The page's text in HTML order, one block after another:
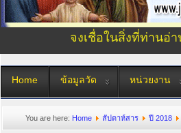
จงเชื่อในสิ่งที่ท่านอ่
Home ข้อมูลวัด หน่วยงาน
You are here: Home สัปดาห์สาร ปี 2018